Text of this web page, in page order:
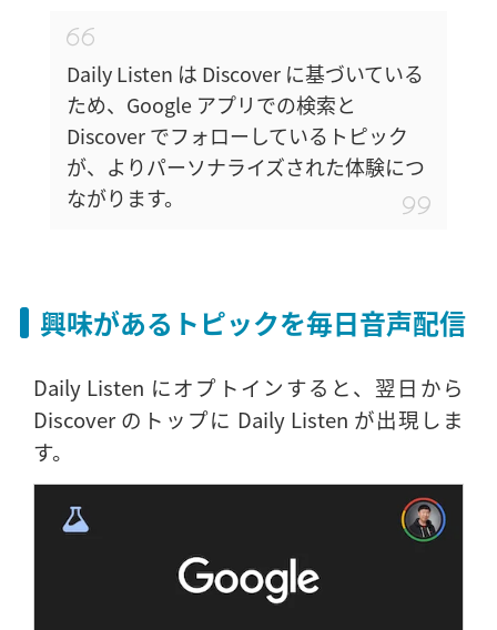
Daily Listen は Discover に基づいている
ため、Google アプリでの検索と
Discover でフォローしているトピック
が、よりパーソナライズされた体験につ
ながります。
興味があるトピックを毎日音声配信
Daily Listen にオプトインすると、翌日から
Discover のトップに Daily Listen が出現しま
す。